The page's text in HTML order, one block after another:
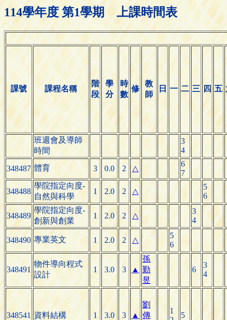
114學年度 第1學期 上課時間表
課號 課程名稱
階
段
學
分
時
數
修
教
師
日 一 二 三 四 五
班週會及導師
時間
3
4
348487 體育 3 0.0 2 △
6
7
348488
學院指定向度-
自然與科學
1 2.0 2 △
5
6
348489
學院指定向度-
創新與創業
1 2.0 2 △
3
4
348490 專業英文 1 2.0 2 △
5
6
348491
物件導向程式
設計
1 3.0 3 ▲
孫
勤
昱
6
3
4
348541 資料結構 1 3.0 3 ▲
劉
傳
1
5